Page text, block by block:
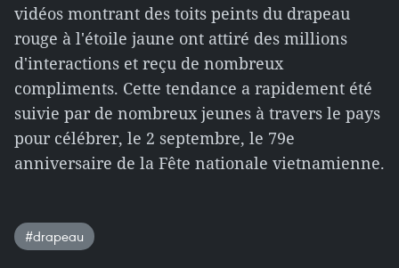
vidéos montrant des toits peints du drapeau
rouge à l'étoile jaune ont attiré des millions
d'interactions et reçu de nombreux
compliments. Cette tendance a rapidement été
suivie par de nombreux jeunes à travers le pays
pour célébrer, le 2 septembre, le 79e
anniversaire de la Fête nationale vietnamienne.
#drapeau